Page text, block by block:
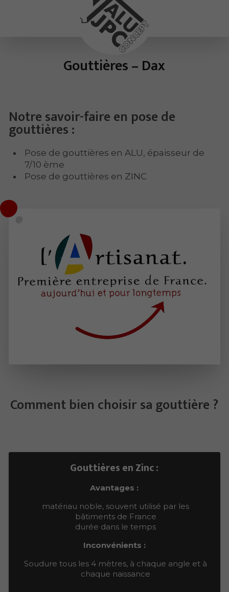
Gouttières – Dax
Notre savoir-faire en pose de
gouttières :
Pose de gouttières en ALU, épaisseur de
7/10 ème
Pose de gouttières en ZINC
Comment bien choisir sa gouttière ?
Gouttières en Zinc :
Avantages :
matériau noble, souvent utilisé par les
bâtiments de France
durée dans le temps
Inconvénients :
Soudure tous les 4 mètres, à chaque angle et à
chaque naissance